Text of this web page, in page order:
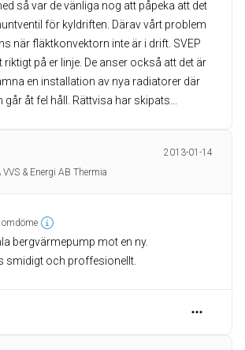
så var de vänliga nog att påpeka att det
för kyldriften. Därav vårt problem
när fläktkonvektorn inte är i drift. SVEP
riktigt på er linje. De anser också att det är
en installation av nya radiatorer där
går åt fel håll. Rättvisa har skipats...
2013-01-14
VVS & Energi AB Thermia
bergvärmepump mot en ny.
smidigt och proffesionellt.